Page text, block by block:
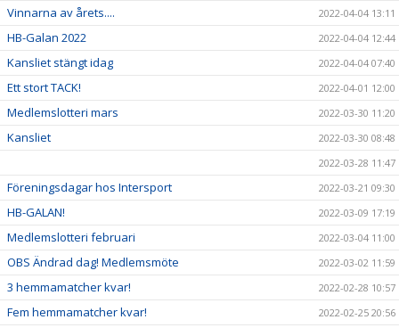
Vinnarna av årets.... 2022-04-04 13:11
HB-Galan 2022 2022-04-04 12:44
Kansliet stängt idag 2022-04-04 07:40
Ett stort TACK! 2022-04-01 12:00
Medlemslotteri mars 2022-03-30 11:20
Kansliet
2022-03-30 08:48
2022-03-28 11:47
Föreningsdagar hos Intersport 2022-03-21 09:30
HB-GALAN! 2022-03-09 17:19
Medlemslotteri februari 2022-03-04 11:00
OBS Ändrad dag! Medlemsmöte 2022-03-02 11:59
3 hemmamatcher kvar! 2022-02-28 10:57
Fem hemmamatcher kvar! 2022-02-25 20:56